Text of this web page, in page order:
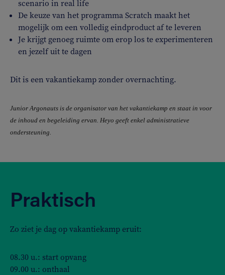
scenario in real life
De keuze van het programma Scratch maakt het
mogelijk om een volledig eindproduct af te leveren
Je krijgt genoeg ruimte om erop los te experimenteren
en jezelf uit te dagen
Dit is een vakantiekamp zonder overnachting.
Junior Argonauts is de organisator van het vakantiekamp en staat in voor
de inhoud en begeleiding ervan. Heyo geeft enkel administratieve
ondersteuning.
Praktisch
Zo ziet je dag op vakantiekamp eruit:
08.30 u.: start opvang
09.00 u.: onthaal